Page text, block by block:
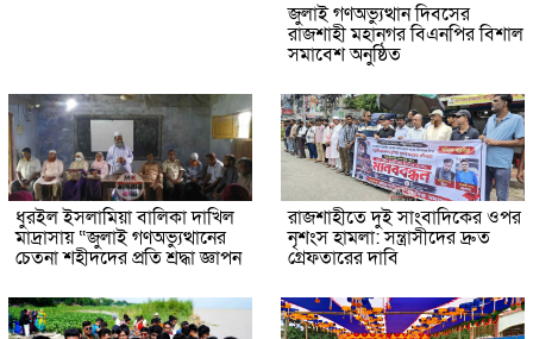
জুলাই গণঅভ্যুত্থান দিবসের
রাজশাহী মহানগর বিএনপির বিশাল
সমাবেশ অনুষ্ঠিত
ধুরইল ইসলামিয়া বালিকা দাখিল
মাদ্রাসায় “জুলাই গণঅভ্যুত্থানের
চেতনা শহীদদের প্রতি শ্রদ্ধা জ্ঞাপন
রাজশাহীতে দুই সাংবাদিকের ওপর
নৃশংস হামলা: সন্ত্রাসীদের দ্রুত
গ্রেফতারের দাবি